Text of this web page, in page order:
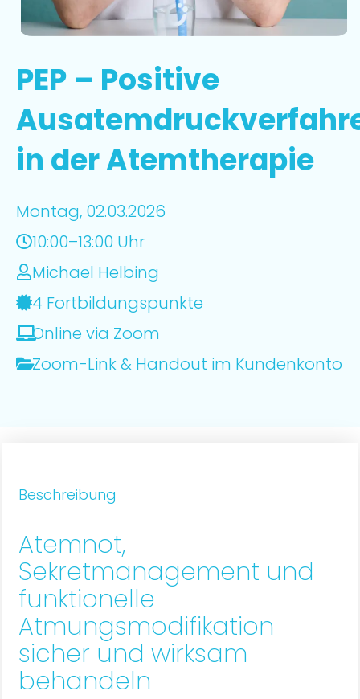
PEP – Positive
in der Atemtherapie
Montag, 02.03.2026
10:00–13:00 Uhr
Michael Helbing
4 Fortbildungspunkte
Online via Zoom
Zoom-Link & Handout im Kundenkonto
Beschreibung
Atemnot,
Sekretmanagement und
funktionelle
Atmungsmodifikation
sicher und wirksam
behandeln